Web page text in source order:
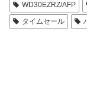
WD30EZRZ/AFP
タイムセール